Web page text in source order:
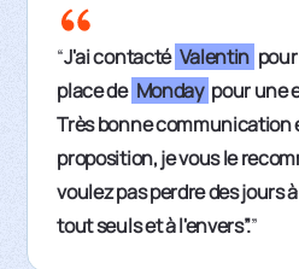
“J'ai contacté Valentin
place de Monday pour une
Très bonne communication
proposition, je vous le
voulez pas perdre des jours
tout seuls et à l'envers”.”